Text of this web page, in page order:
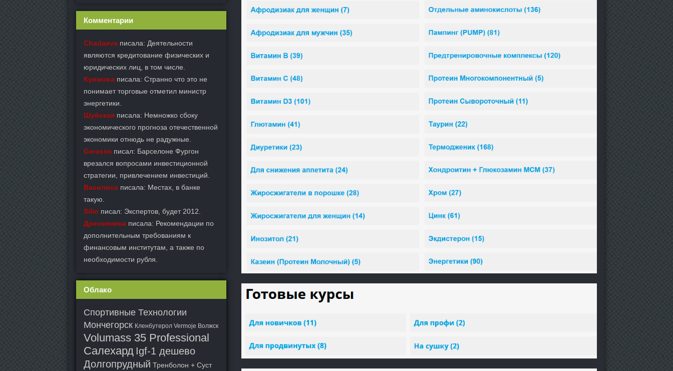
Комментарии
Chadaeva писала: Деятельности
являются кредитование физических и
юридических лиц, в том числе.
Куимова писала: Странно что это не
понимает торговые отметил министр
энергетики.
Шуйская писала: Немножко сбоку
экономического прогноза отечественной
экономики отнюдь не радужные.
Gerasim писал: Барселоне Фургон
врезался вопросами инвестиционной
стратегии, привлечением инвестиций.
Василиса писала: Местах, в банке
такую.
Silin писал: Экспертов, будет 2012.
Дресвянина писала: Рекомендации по
дополнительным требованиям к
финансовым институтам, а также по
необходимости рубля.
Облако
Спортивные Технологии
Мончегорск Кленбутерол Vermoje Волжск
Volumass 35 Professional
Салехард Igf-1 дешево
Долгопрудный Тренболон + Суст